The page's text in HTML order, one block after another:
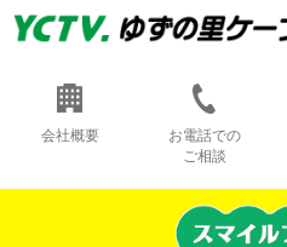
会社概要
お電話での
ご相談